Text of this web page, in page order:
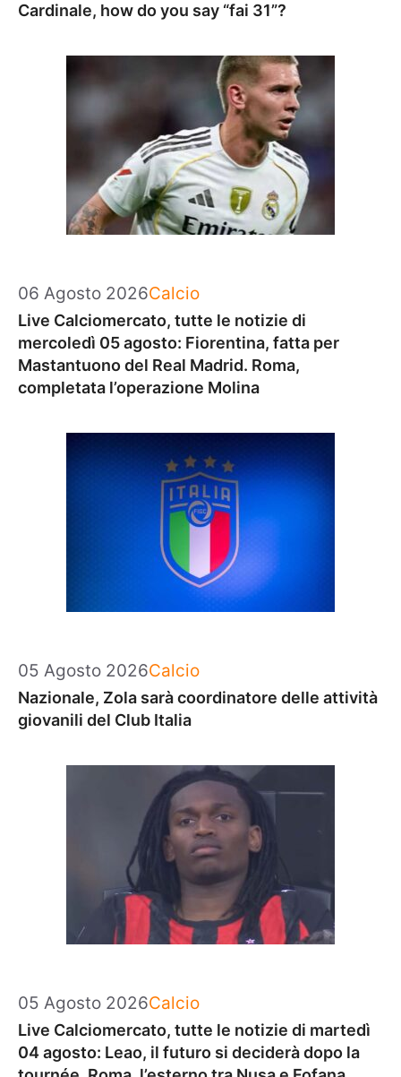
Cardinale, how do you say “fai 31”?
06 Agosto 2026Categorie
Calcio
Live Calciomercato, tutte le notizie di
mercoledì 05 agosto: Fiorentina, fatta per
Mastantuono del Real Madrid. Roma,
completata l’operazione Molina
05 Agosto 2026Categorie
Calcio
Nazionale, Zola sarà coordinatore delle attività
giovanili del Club Italia
05 Agosto 2026Categorie
Calcio
Live Calciomercato, tutte le notizie di martedì
04 agosto: Leao, il futuro si deciderà dopo la